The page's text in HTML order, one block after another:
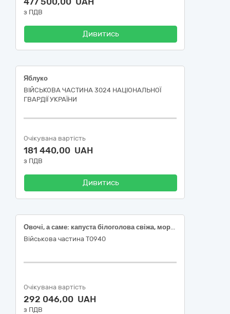
з ПДВ
Дивитись
Яблуко
ВІЙСЬКОВА ЧАСТИНА 3024 НАЦІОНАЛЬНОЇ
ГВАРДІЇ УКРАЇНИ
Очікувана вартість
181 440,00 UAH
з ПДВ
Дивитись
Овочі, а саме: капуста білоголова свіжа, морква свіжа, буряк столовий, цибуля ріпчаста свіжа
Військова частина Т0940
Очікувана вартість
292 046,00 UAH
з ПДВ